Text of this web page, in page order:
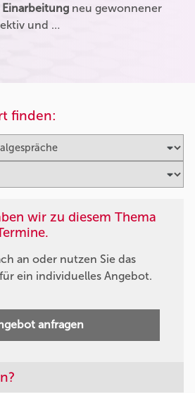
Einarbeitung neu gewonnener
und …
finden:
wir zu diesem Thema
an oder nutzen Sie das
ein individuelles Angebot.
anfragen